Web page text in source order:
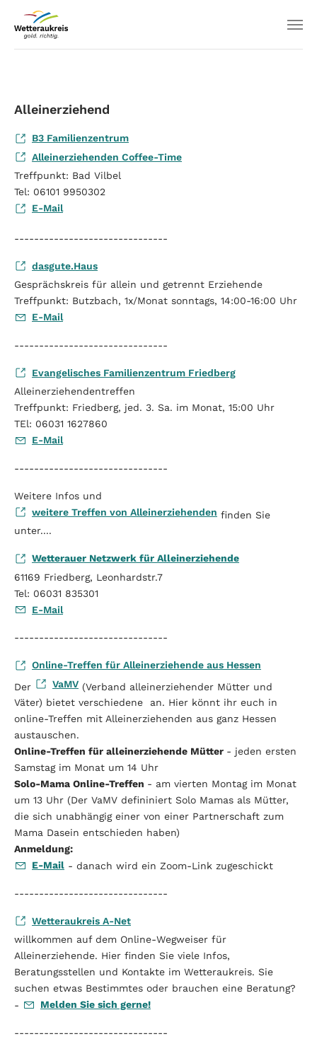
Alleinerziehend
B3 Familienzentrum
Alleinerziehenden Coffee-Time
Treffpunkt: Bad Vilbel
Tel: 06101 9950302
E-Mail
-------------------------------
dasgute.Haus
Gesprächskreis für allein und getrennt Erziehende
Treffpunkt: Butzbach, 1x/Monat sonntags, 14:00-16:00 Uhr
E-Mail
-------------------------------
Evangelisches Familienzentrum Friedberg
Alleinerziehendentreffen
Treffpunkt: Friedberg, jed. 3. Sa. im Monat, 15:00 Uhr
TEl: 06031 1627860
E-Mail
-------------------------------
Weitere Infos und
weitere Treffen von Alleinerziehenden finden Sie
unter....
Wetterauer Netzwerk für Alleinerziehende
61169 Friedberg, Leonhardstr.7
Tel: 06031 835301
E-Mail
-------------------------------
Online-Treffen für Alleinerziehende aus Hessen
Der
VaMV (Verband alleinerziehender Mütter und
Väter) bietet verschiedene an. Hier könnt ihr euch in
online-Treffen mit Alleinerziehenden aus ganz Hessen
austauschen.
Online-Treffen für alleinerziehende Mütter - jeden ersten
Samstag im Monat um 14 Uhr
Solo-Mama Online-Treffen - am vierten Montag im Monat
um 13 Uhr (Der VaMV defininiert Solo Mamas als Mütter,
die sich unabhängig einer von einer Partnerschaft zum
Mama Dasein entschieden haben)
Anmeldung:
E-Mail - danach wird ein Zoom-Link zugeschickt
-------------------------------
Wetteraukreis A-Net
willkommen auf dem Online-Wegweiser für
Alleinerziehende. Hier finden Sie viele Infos,
Beratungsstellen und Kontakte im Wetteraukreis. Sie
suchen etwas Bestimmtes oder brauchen eine Beratung?
-
Melden Sie sich gerne!
-------------------------------